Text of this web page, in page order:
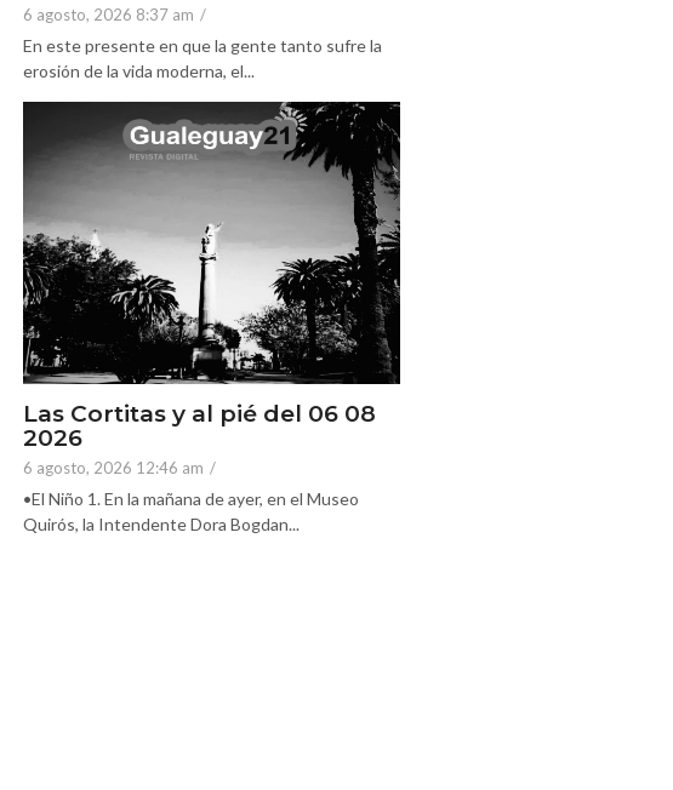
6 agosto, 2026 8:37 am /
En este presente en que la gente tanto sufre la
erosión de la vida moderna, el...
Las Cortitas y al pié del 06 08
2026
6 agosto, 2026 12:46 am /
•El Niño 1. En la mañana de ayer, en el Museo
Quirós, la Intendente Dora Bogdan...